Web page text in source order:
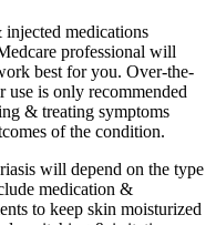
medications
professional will
best for you. Over-the-
use is only recommended
& treating symptoms
of the condition.
will depend on the type
medication &
to keep skin moisturized